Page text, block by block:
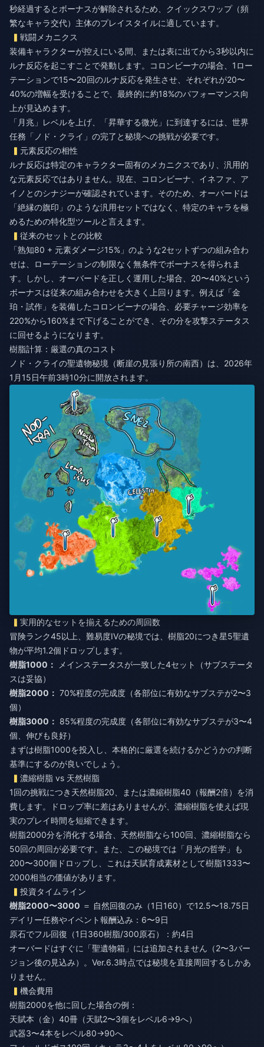
秒経過するとボーナスが解除されるため、クイックスワップ（頻
繁なキャラ交代）主体のプレイスタイルに適しています。
戦闘メカニクス
装備キャラクターが控えにいる間、または表に出てから3秒以内に
ルナ反応を起こすことで発動します。コロンビーナの場合、1ロー
テーションで15〜20回のルナ反応を発生させ、それぞれが20〜
40%の増幅を受けることで、最終的に約18%のパフォーマンス向
上が見込めます。
「月兆」レベルを上げ、「昇華する微光」に到達するには、世界
任務「ノド・クライ」の完了と秘境への挑戦が必要です。
元素反応の相性
ルナ反応は特定のキャラクター固有のメカニクスであり、汎用的
な元素反応ではありません。現在、コロンビーナ、イネファ、ア
イノとのシナジーが確認されています。そのため、オーバードは
「絶縁の旗印」のような汎用セットではなく、特定のキャラを極
めるための特化型ツールと言えます。
従来のセットとの比較
「熟知80 + 元素ダメージ15%」のような2セットずつの組み合わ
せは、ローテーションの制限なく無条件でボーナスを得られま
す。しかし、オーバードを正しく運用した場合、20〜40%という
ボーナスは従来の組み合わせを大きく上回ります。例えば「金
珀・試作」を装備したコロンビーナの場合、必要チャージ効率を
220%から160%まで下げることができ、その分を攻撃ステータス
に回せるようになります。
樹脂計算：厳選の真のコスト
ノド・クライの聖遺物秘境（断崖の見張り所の南西）は、2026年
1月15日午前3時10分に開放されます。
実用的なセットを揃えるための周回数
冒険ランク45以上、難易度IVの秘境では、樹脂20につき星5聖遺
物が平均1.2個ドロップします。
樹脂1000：
メインステータスが一致した4セット（サブステータ
スは妥協）
樹脂2000： 70%程度の完成度（各部位に有効なサブステが2〜3
個）
樹脂3000： 85%程度の完成度（各部位に有効なサブステが3〜4
個、伸びも良好）
まずは樹脂1000を投入し、本格的に厳選を続けるかどうかの判断
基準にするのが良いでしょう。
濃縮樹脂 vs 天然樹脂
1回の挑戦につき天然樹脂20、または濃縮樹脂40（報酬2倍）を消
費します。ドロップ率に差はありませんが、濃縮樹脂を使えば現
実のプレイ時間を短縮できます。
樹脂2000分を消化する場合、天然樹脂なら100回、濃縮樹脂なら
50回の周回が必要です。また、この秘境では「月光の哲学」も
200〜300個ドロップし、これは天賦育成素材として樹脂1333〜
2000相当の価値があります。
投資タイムライン
樹脂2000〜3000 ＝ 自然回復のみ（1日160）で12.5〜18.75日
デイリー任務やイベント報酬込み：6〜9日
原石でフル回復（1日360樹脂/300原石）：約4日
オーバードはすぐに「聖遺物箱」には追加されません（2〜3バー
ジョン後の見込み）。Ver.6.3時点では秘境を直接周回するしかあ
りません。
機会費用
樹脂2000を他に回した場合の例：
天賦本（金）40冊（天賦2〜3個をレベル6→9へ）
武器3〜4本をレベル80→90へ